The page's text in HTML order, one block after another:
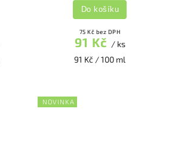
75 Kč bez DPH
91 Kč / ks
91 Kč / 100 ml
Do košíku
NOVINKA